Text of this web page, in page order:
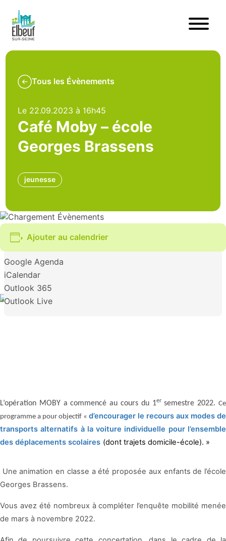
Tous les Évènements
Le 22.09.2023 à 16h45
Café Moby – école
Georges Brassens
jeunesse
Ajouter au calendrier
Google Agenda
iCalendar
Outlook 365
Outlook Live
L’opération MOBY a commencé au cours du 1er semestre 2022.Ce
programme a pour objectif « d’encourager le recours aux modes de
transports alternatifs à la voiture individuelle pour l’ensemble
des déplacements scolaires (dont trajets domicile-école). »
Une animation en classe a été proposée aux enfants de l’école
Georges Brassens.
Vous avez été nombreux à compléter l’enquête mobilité menée
de mars à novembre 2022.